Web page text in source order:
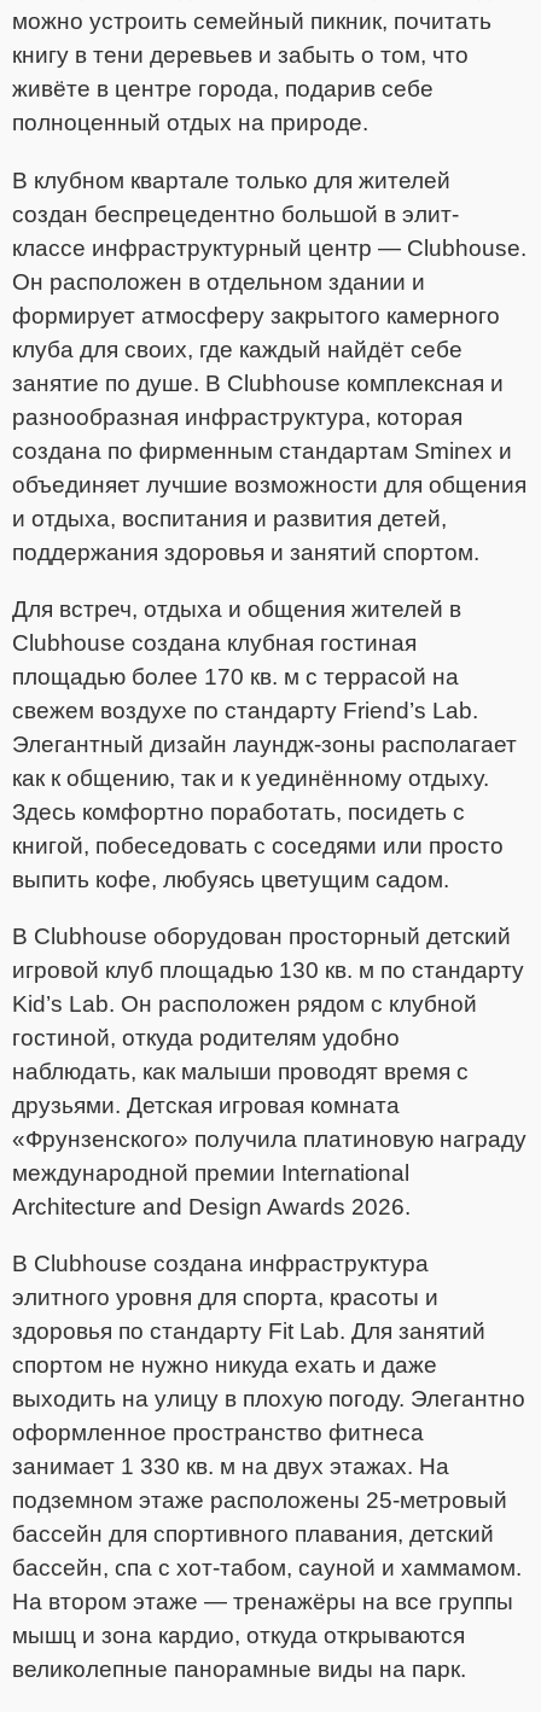
можно устроить семейный пикник, почитать
книгу в тени деревьев и забыть о том, что
живёте в центре города, подарив себе
полноценный отдых на природе.
В клубном квартале только для жителей
создан беспрецедентно большой в элит-
классе инфраструктурный центр — Clubhouse.
Он расположен в отдельном здании и
формирует атмосферу закрытого камерного
клуба для своих, где каждый найдёт себе
занятие по душе. В Clubhouse комплексная и
разнообразная инфраструктура, которая
создана по фирменным стандартам Sminex и
объединяет лучшие возможности для общения
и отдыха, воспитания и развития детей,
поддержания здоровья и занятий спортом.
Для встреч, отдыха и общения жителей в
Clubhouse создана клубная гостиная
площадью более 170 кв. м с террасой на
свежем воздухе по стандарту Friend’s Lab.
Элегантный дизайн лаундж-зоны располагает
как к общению, так и к уединённому отдыху.
Здесь комфортно поработать, посидеть с
книгой, побеседовать с соседями или просто
выпить кофе, любуясь цветущим садом.
В Clubhouse оборудован просторный детский
игровой клуб площадью 130 кв. м по стандарту
Kid’s Lab. Он расположен рядом с клубной
гостиной, откуда родителям удобно
наблюдать, как малыши проводят время с
друзьями. Детская игровая комната
«Фрунзенского» получила платиновую награду
международной премии International
Architecture and Design Awards 2026.
В Clubhouse создана инфраструктура
элитного уровня для спорта, красоты и
здоровья по стандарту Fit Lab. Для занятий
спортом не нужно никуда ехать и даже
выходить на улицу в плохую погоду. Элегантно
оформленное пространство фитнеса
занимает 1 330 кв. м на двух этажах. На
подземном этаже расположены 25-метровый
бассейн для спортивного плавания, детский
бассейн, спа с хот-табом, сауной и хаммамом.
На втором этаже — тренажёры на все группы
мышц и зона кардио, откуда открываются
великолепные панорамные виды на парк.